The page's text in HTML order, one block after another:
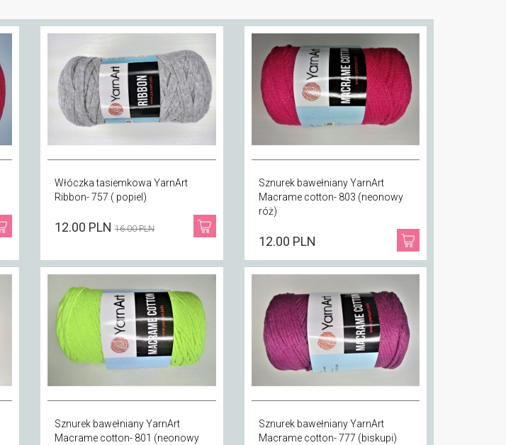
Włóczka tasiemkowa YarnArt
Ribbon- 757 ( popiel)
12.00 PLN 16.00 PLN
Sznurek bawełniany YarnArt
Macrame cotton- 803 (neonowy
róż)
12.00 PLN
Sznurek bawełniany YarnArt
Macrame cotton- 801 (neonowy
Sznurek bawełniany YarnArt
Macrame cotton- 777 (biskupi)